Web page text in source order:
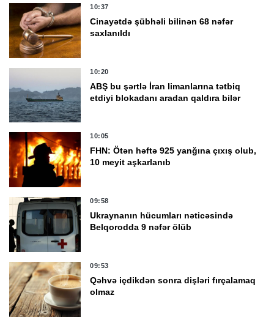
10:37
Cinayətdə şübhəli bilinən 68 nəfər
saxlanıldı
10:20
ABŞ bu şərtlə İran limanlarına tətbiq
etdiyi blokadanı aradan qaldıra bilər
10:05
FHN: Ötən həftə 925 yanğına çıxış olub,
10 meyit aşkarlanıb
09:58
Ukraynanın hücumları nəticəsində
Belqorodda 9 nəfər ölüb
09:53
Qəhvə içdikdən sonra dişləri fırçalamaq
olmaz